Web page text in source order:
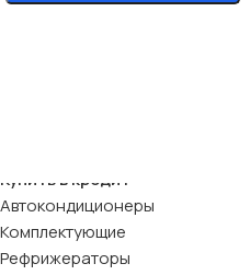
Купить в кредит
Автокондиционеры
Комплектующие
Рефрижераторы